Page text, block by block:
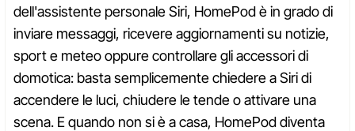
dell'assistente personale Siri, HomePod è in grado di
inviare messaggi, ricevere aggiornamenti su notizie,
sport e meteo oppure controllare gli accessori di
domotica: basta semplicemente chiedere a Siri di
accendere le luci, chiudere le tende o attivare una
scena. E quando non si è a casa, HomePod diventa